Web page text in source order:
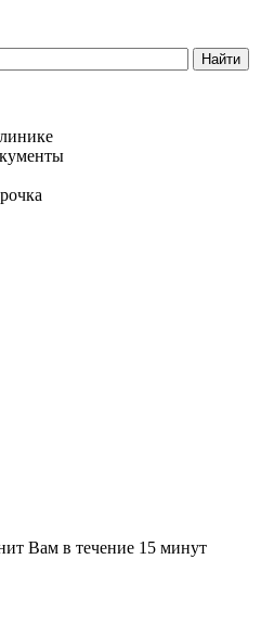
Найти
Вам в течение 15 минут